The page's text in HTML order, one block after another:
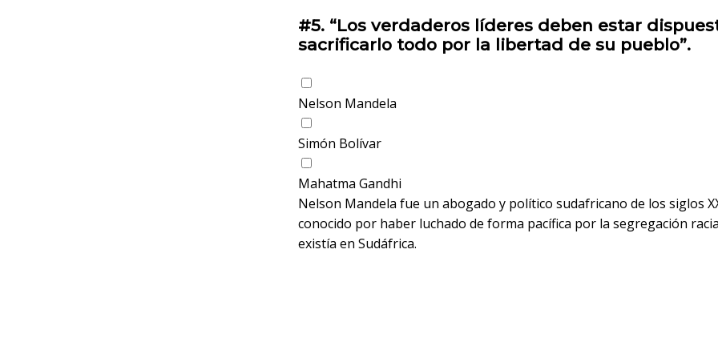
#5. “Los verdaderos líderes deben estar
sacrificarlo todo por la libertad de su pueblo”.
Nelson Mandela
Simón Bolívar
Mahatma Gandhi
Nelson Mandela fue un abogado y político sudafricano de los siglos
conocido por haber luchado de forma pacífica por la segregación
existía en Sudáfrica.